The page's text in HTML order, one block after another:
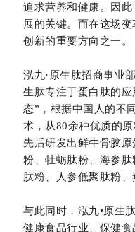
追求营养和健康。因
展的关键。而在这场
创新的重要方向之一。
泓九·原生肽招商事业
生肽专注于蛋白肽的
态”，根据中国人的不
术，从80余种优质的
先后研发出鲜牛骨胶
粉、牡蛎肽粉、海参
肽粉、人参低聚肽粉、
与此同时，泓九•原生
健康食品行业、保健